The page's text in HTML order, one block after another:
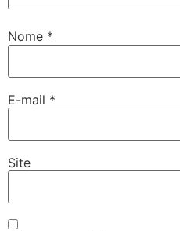
Nome *
E-mail *
Site